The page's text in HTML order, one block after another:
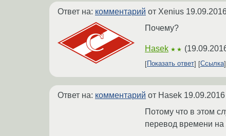
Ответ на: комментарий от Xenius
Почему?
Hasek ★★ (
Показать ответ
Ссылка
Ответ на: комментарий от Hasek
Потому что в этом
перевод времени на